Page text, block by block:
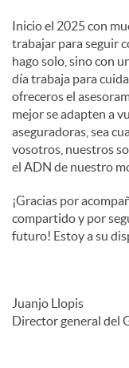
Inicio el 2025 con
trabajar para seguir
hago solo, sino con
día trabaja para
ofreceros el
mejor se adapten a
aseguradoras, sea
vosotros, nuestros
el ADN de nuestro
¡Gracias por
compartido y por
futuro! Estoy a su
Juanjo Llopis
Director general del